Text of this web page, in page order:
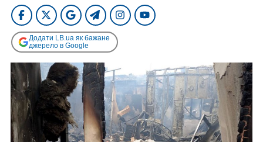
Додати LB.ua як бажане
джерело в Google